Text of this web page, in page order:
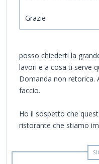
Grazie
posso chiederti la
lavori e a cosa ti serve
Domanda non retorica.
faccio.
Ho il sospetto che
ristorante che stiamo